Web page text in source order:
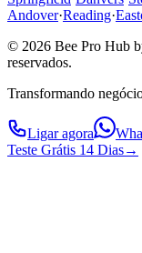
Andover·Reading·
© 2026 Bee Pro Hub
reservados.
Transformando
Ligar agora
Teste Grátis 14 Dias→